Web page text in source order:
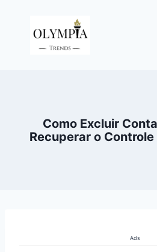
Como Excluir
Recuperar o Controle
Ads